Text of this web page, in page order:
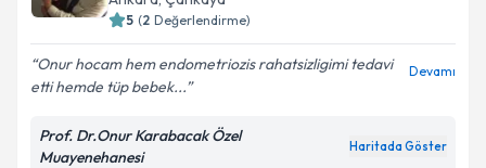
5 (2 Değerlendirme)
Onur hocam hem endometriozis rahatsizligimi tedavi
etti hemde tüp bebek...
Devamı
Prof. Dr.Onur Karabacak Özel
Muayenehanesi
Haritada Göster